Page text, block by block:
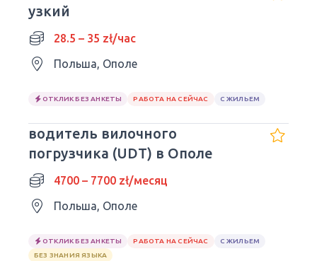
узкий
28.5 – 35 zł/час
Польша, Ополе
ОТКЛИК БЕЗ АНКЕТЫ РАБОТА НА СЕЙЧАС С ЖИЛЬЕМ
водитель вилочного
погрузчика (UDT) в Ополе
4700 – 7700 zł/месяц
Польша, Ополе
ОТКЛИК БЕЗ АНКЕТЫ РАБОТА НА СЕЙЧАС
С ЖИЛЬЕМ
БЕЗ ЗНАНИЯ ЯЗЫКА